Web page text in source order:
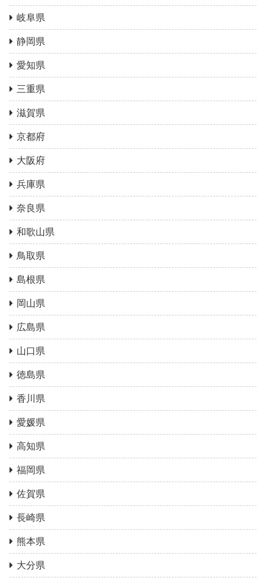
岐阜県
静岡県
愛知県
三重県
滋賀県
京都府
大阪府
兵庫県
奈良県
和歌山県
鳥取県
島根県
岡山県
広島県
山口県
徳島県
香川県
愛媛県
高知県
福岡県
佐賀県
長崎県
熊本県
大分県